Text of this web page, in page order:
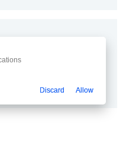
не помню как ты
(TikTok Speed
ремиксы, 14.03.24
Discard Allow